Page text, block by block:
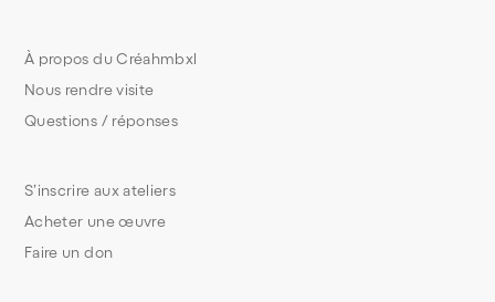
S’inscrire aux ateliers
Acheter une œuvre
Faire un don
À propos du Créahmbxl
Nous rendre visite
Questions / réponses